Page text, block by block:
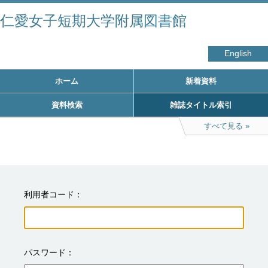
仁愛女子短期大学附属図書館
English
ホーム 新着資料
資料検索 雑誌タイトル索引
すべて見る
利用者コード
パスワード